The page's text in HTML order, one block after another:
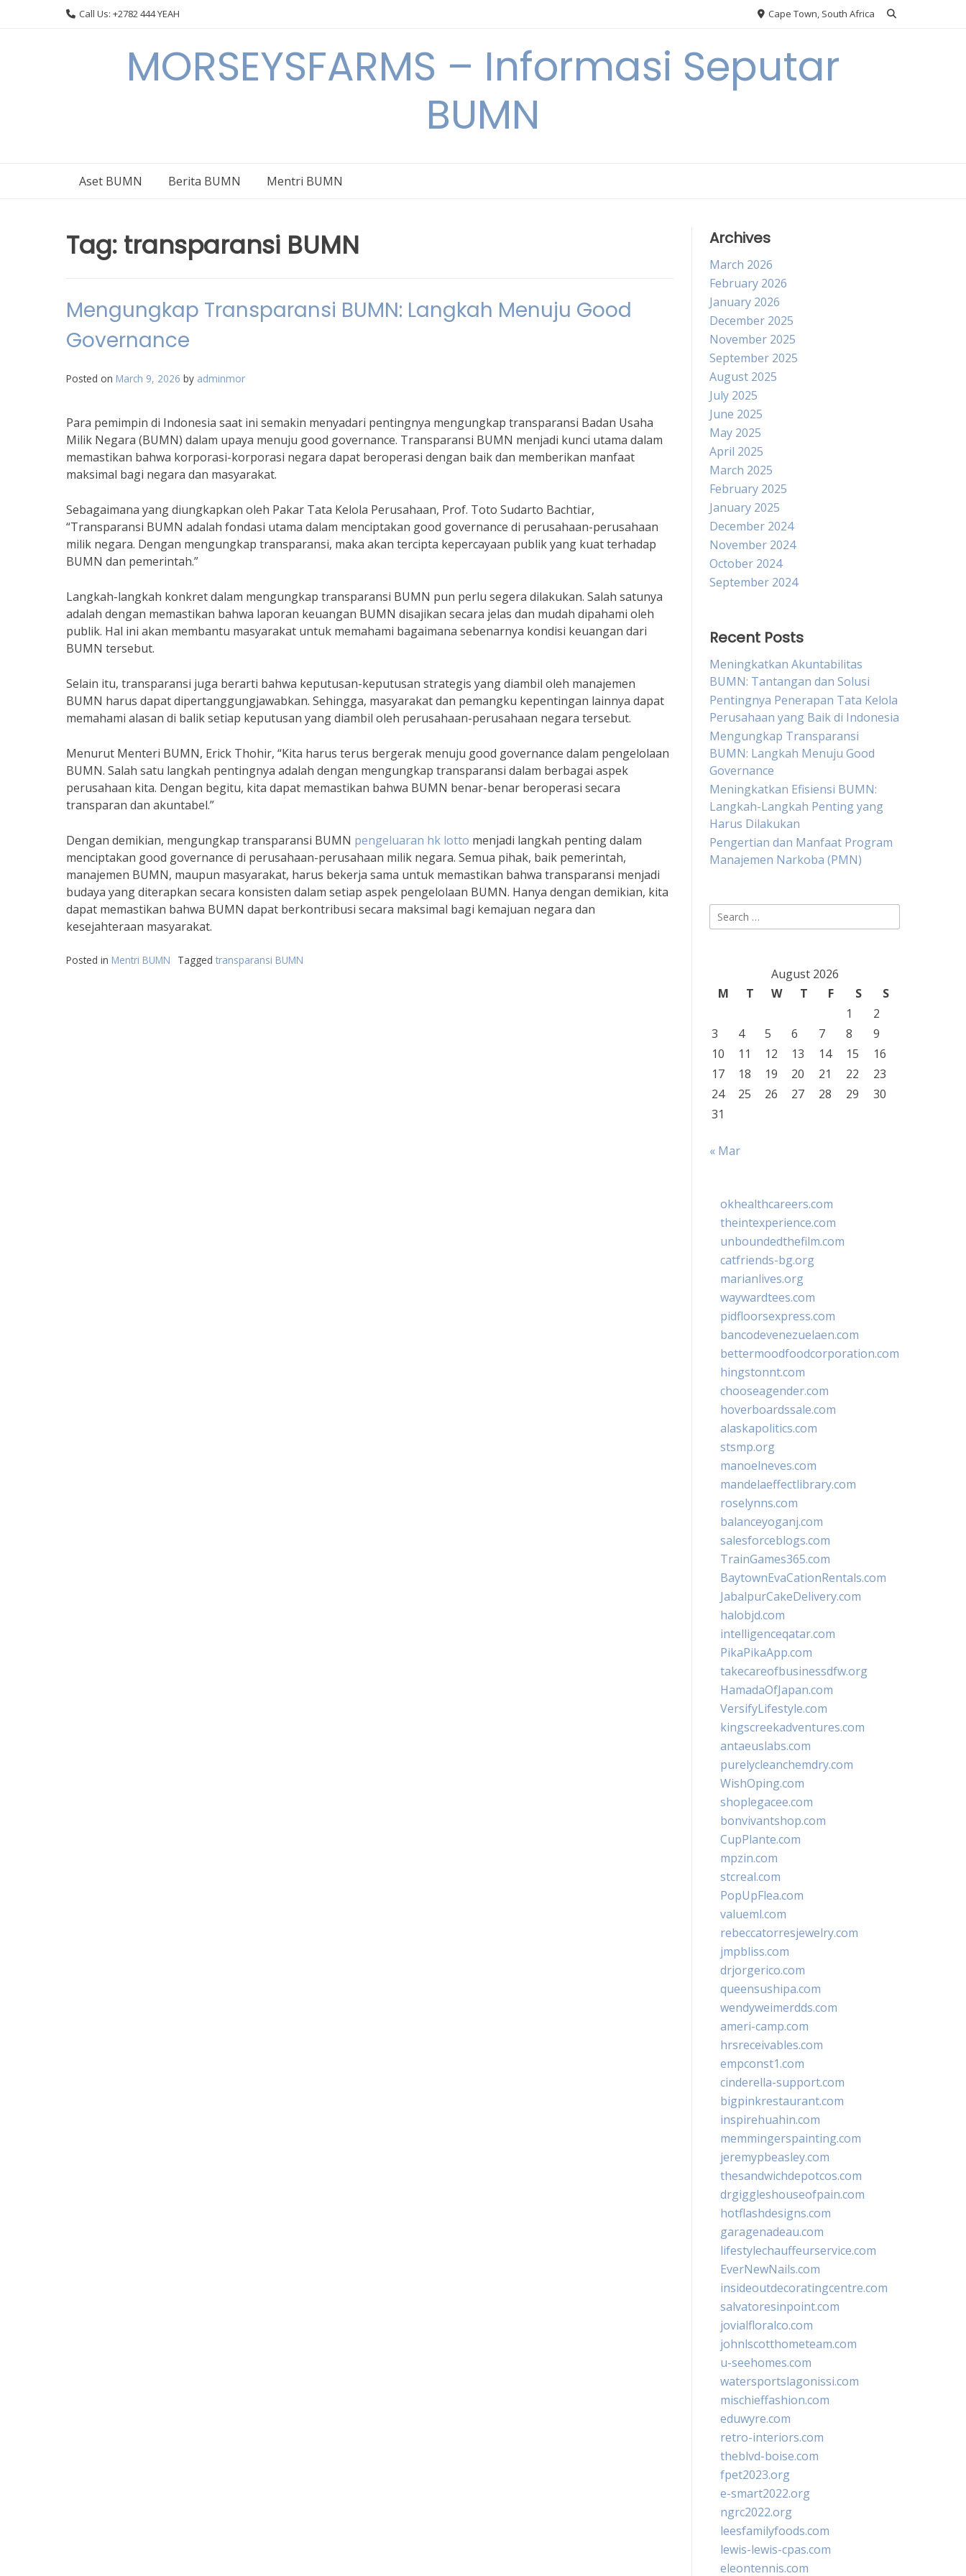
Call Us: +2782 444 YEAH Cape Town, South Africa
MORSEYSFARMS – Informasi Seputar
BUMN
Aset BUMN Berita BUMN Mentri BUMN
Tag: transparansi BUMN
Mengungkap Transparansi BUMN: Langkah Menuju Good
Governance
Posted on March 9, 2026 by adminmor
Para pemimpin di Indonesia saat ini semakin menyadari pentingnya mengungkap transparansi Badan Usaha
Milik Negara (BUMN) dalam upaya menuju good governance. Transparansi BUMN menjadi kunci utama dalam
memastikan bahwa korporasi-korporasi negara dapat beroperasi dengan baik dan memberikan manfaat
maksimal bagi negara dan masyarakat.
Sebagaimana yang diungkapkan oleh Pakar Tata Kelola Perusahaan, Prof. Toto Sudarto Bachtiar,
“Transparansi BUMN adalah fondasi utama dalam menciptakan good governance di perusahaan-perusahaan
milik negara. Dengan mengungkap transparansi, maka akan tercipta kepercayaan publik yang kuat terhadap
BUMN dan pemerintah.”
Langkah-langkah konkret dalam mengungkap transparansi BUMN pun perlu segera dilakukan. Salah satunya
adalah dengan memastikan bahwa laporan keuangan BUMN disajikan secara jelas dan mudah dipahami oleh
publik. Hal ini akan membantu masyarakat untuk memahami bagaimana sebenarnya kondisi keuangan dari
BUMN tersebut.
Selain itu, transparansi juga berarti bahwa keputusan-keputusan strategis yang diambil oleh manajemen
BUMN harus dapat dipertanggungjawabkan. Sehingga, masyarakat dan pemangku kepentingan lainnya dapat
memahami alasan di balik setiap keputusan yang diambil oleh perusahaan-perusahaan negara tersebut.
Menurut Menteri BUMN, Erick Thohir, “Kita harus terus bergerak menuju good governance dalam pengelolaan
BUMN. Salah satu langkah pentingnya adalah dengan mengungkap transparansi dalam berbagai aspek
perusahaan kita. Dengan begitu, kita dapat memastikan bahwa BUMN benar-benar beroperasi secara
transparan dan akuntabel.”
Dengan demikian, mengungkap transparansi BUMN pengeluaran hk lotto menjadi langkah penting dalam
menciptakan good governance di perusahaan-perusahaan milik negara. Semua pihak, baik pemerintah,
manajemen BUMN, maupun masyarakat, harus bekerja sama untuk memastikan bahwa transparansi menjadi
budaya yang diterapkan secara konsisten dalam setiap aspek pengelolaan BUMN. Hanya dengan demikian, kita
dapat memastikan bahwa BUMN dapat berkontribusi secara maksimal bagi kemajuan negara dan
kesejahteraan masyarakat.
Posted in Mentri BUMN Tagged transparansi BUMN
Archives
March 2026
February 2026
January 2026
December 2025
November 2025
September 2025
August 2025
July 2025
June 2025
May 2025
April 2025
March 2025
February 2025
January 2025
December 2024
November 2024
October 2024
September 2024
Recent Posts
Meningkatkan Akuntabilitas
BUMN: Tantangan dan Solusi
Pentingnya Penerapan Tata Kelola
Perusahaan yang Baik di Indonesia
Mengungkap Transparansi
BUMN: Langkah Menuju Good
Governance
Meningkatkan Efisiensi BUMN:
Langkah-Langkah Penting yang
Harus Dilakukan
Pengertian dan Manfaat Program
Manajemen Narkoba (PMN)
Search
for:
August 2026
M
T W T F S
S
1
2
3
4 5 6 7 8
9
10
11 12 13 14 15
16
17
18 19 20 21 22
23
24
25 26 27 28 29
30
31
« Mar
okhealthcareers.com
theintexperience.com
unboundedthefilm.com
catfriends-bg.org
marianlives.org
waywardtees.com
pidfloorsexpress.com
bancodevenezuelaen.com
bettermoodfoodcorporation.com
hingstonnt.com
chooseagender.com
hoverboardssale.com
alaskapolitics.com
stsmp.org
manoelneves.com
mandelaeffectlibrary.com
roselynns.com
balanceyoganj.com
salesforceblogs.com
TrainGames365.com
BaytownEvaCationRentals.com
JabalpurCakeDelivery.com
halobjd.com
intelligenceqatar.com
PikaPikaApp.com
takecareofbusinessdfw.org
HamadaOfJapan.com
VersifyLifestyle.com
kingscreekadventures.com
antaeuslabs.com
purelycleanchemdry.com
WishOping.com
shoplegacee.com
bonvivantshop.com
CupPlante.com
mpzin.com
stcreal.com
PopUpFlea.com
valueml.com
rebeccatorresjewelry.com
jmpbliss.com
drjorgerico.com
queensushipa.com
wendyweimerdds.com
ameri-camp.com
hrsreceivables.com
empconst1.com
cinderella-support.com
bigpinkrestaurant.com
inspirehuahin.com
memmingerspainting.com
jeremypbeasley.com
thesandwichdepotcos.com
drgiggleshouseofpain.com
hotflashdesigns.com
garagenadeau.com
lifestylechauffeurservice.com
EverNewNails.com
insideoutdecoratingcentre.com
salvatoresinpoint.com
jovialfloralco.com
johnlscotthometeam.com
u-seehomes.com
watersportslagonissi.com
mischieffashion.com
eduwyre.com
retro-interiors.com
theblvd-boise.com
fpet2023.org
e-smart2022.org
ngrc2022.org
leesfamilyfoods.com
lewis-lewis-cpas.com
eleontennis.com